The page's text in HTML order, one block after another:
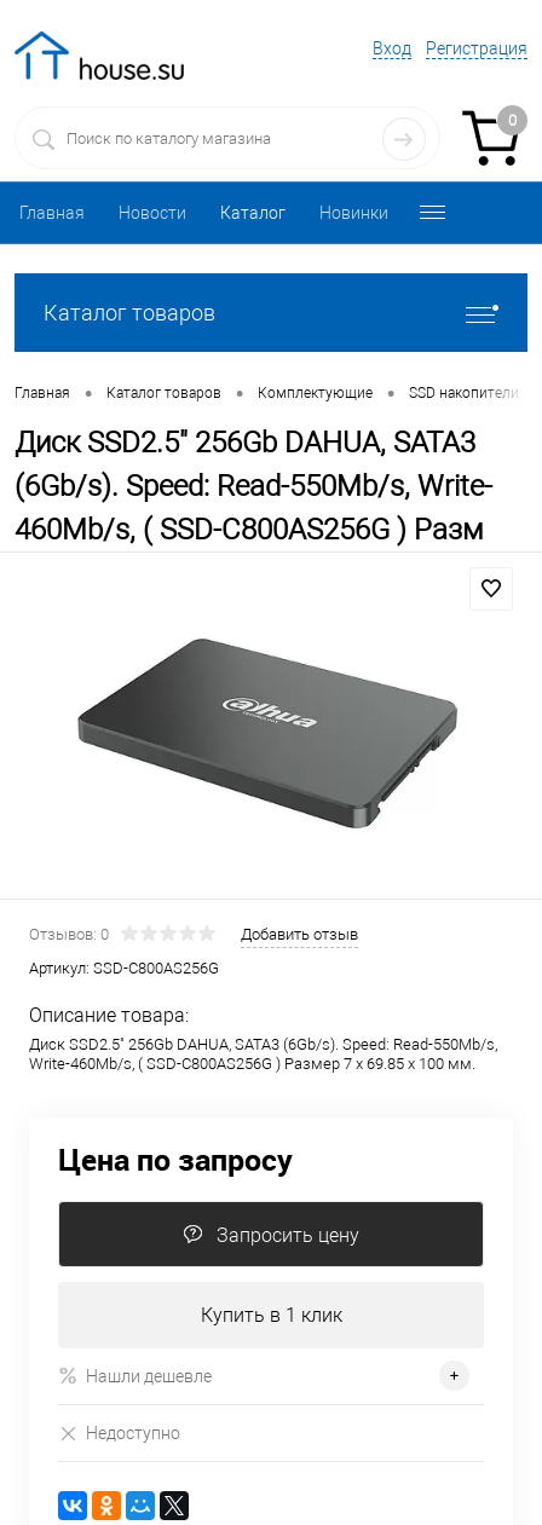
Вход Регистрация
0
Главная Новости Каталог Новинки
Каталог товаров
Главная • Каталог товаров • Комплектующие • SSD накопители
Диск SSD2.5" 256Gb DAHUA, SATA3
(6Gb/s). Speed: Read-550Mb/s, Write-
460Mb/s, ( SSD-C800AS256G ) Разм
Отзывов: 0
Добавить отзыв
Артикул: SSD-C800AS256G
Описание товара:
Диск SSD2.5" 256Gb DAHUA, SATA3 (6Gb/s). Speed: Read-550Mb/s,
Write-460Mb/s, ( SSD-C800AS256G ) Размер 7 x 69.85 x 100 мм.
Цена по запросу
Запросить цену
Купить в 1 клик
Нашли дешевле
Недоступно